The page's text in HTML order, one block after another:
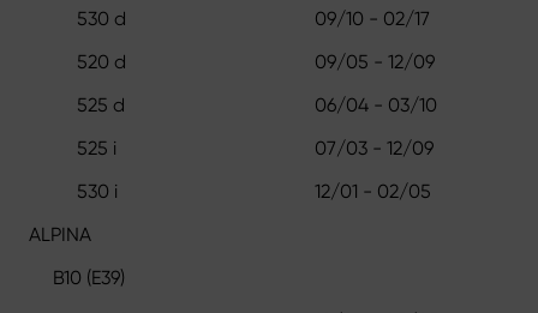
530 d
09/10 - 02/17
520 d
09/05 - 12/09
525 d
06/04 - 03/10
525 i
07/03 - 12/09
530 i
12/01 - 02/05
ALPINA
B10 (E39)